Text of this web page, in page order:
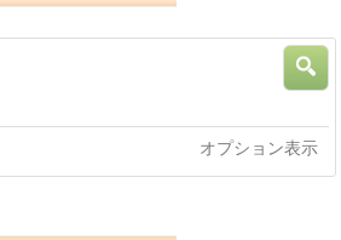
オプション表示